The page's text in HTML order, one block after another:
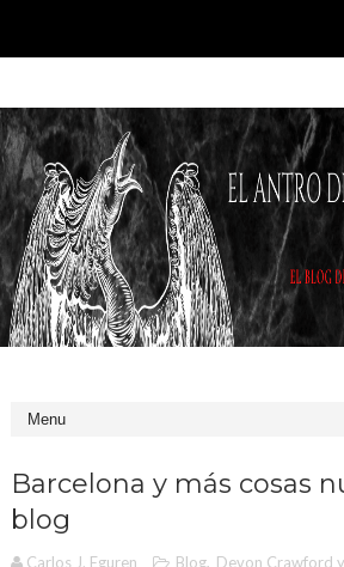
Barcelona y más cosas
blog
Carlos J. Eguren Blog, Devon Crawford